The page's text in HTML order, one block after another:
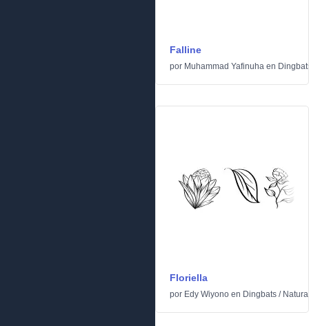
Falline
por Muhammad Yafinuha en
Floriella
por Edy Wiyono en Dingbats /